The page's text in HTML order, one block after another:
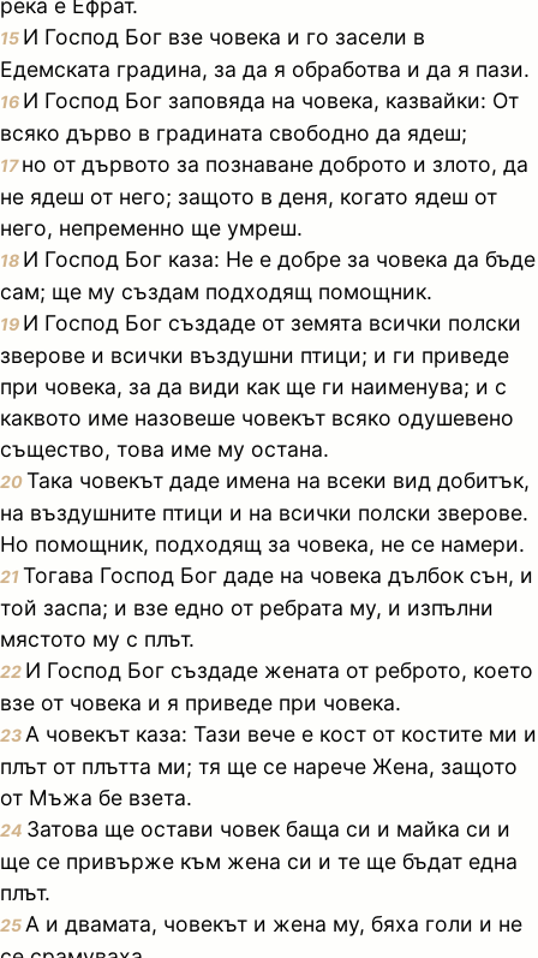
река е Ефрат.
15 И Господ Бог взе човека и го засели в
Едемската градина, за да я обработва и да я пази.
16 И Господ Бог заповяда на човека, казвайки: От
всяко дърво в градината свободно да ядеш;
17но от дървото за познаване доброто и злото, да
не ядеш от него; защото в деня, когато ядеш от
него, непременно ще умреш.
18 И Господ Бог каза: Не е добре за човека да бъде
сам; ще му създам подходящ помощник.
19 И Господ Бог създаде от земята всички полски
зверове и всички въздушни птици; и ги приведе
при човека, за да види как ще ги наименува; и с
каквото име назовеше човекът всяко одушевено
същество, това име му остана.
20Така човекът даде имена на всеки вид добитък,
на въздушните птици и на всички полски зверове.
Но помощник, подходящ за човека, не се намери.
21Тогава Господ Бог даде на човека дълбок сън, и
той заспа; и взе едно от ребрата му, и изпълни
мястото му с плът.
22 И Господ Бог създаде жената от реброто, което
взе от човека и я приведе при човека.
23 А човекът каза: Тази вече е кост от костите ми и
плът от плътта ми; тя ще се нарече Жена, защото
от Мъжа бе взета.
24 Затова ще остави човек баща си и майка си и
ще се привърже към жена си и те ще бъдат една
плът.
25 А и двамата, човекът и жена му, бяха голи и не